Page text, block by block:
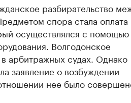
разбирательство
спора стала оплата
осуществлялся с помощью
Волгодонское
арбитражных судах. Однако
заявление о возбуждении
нее было